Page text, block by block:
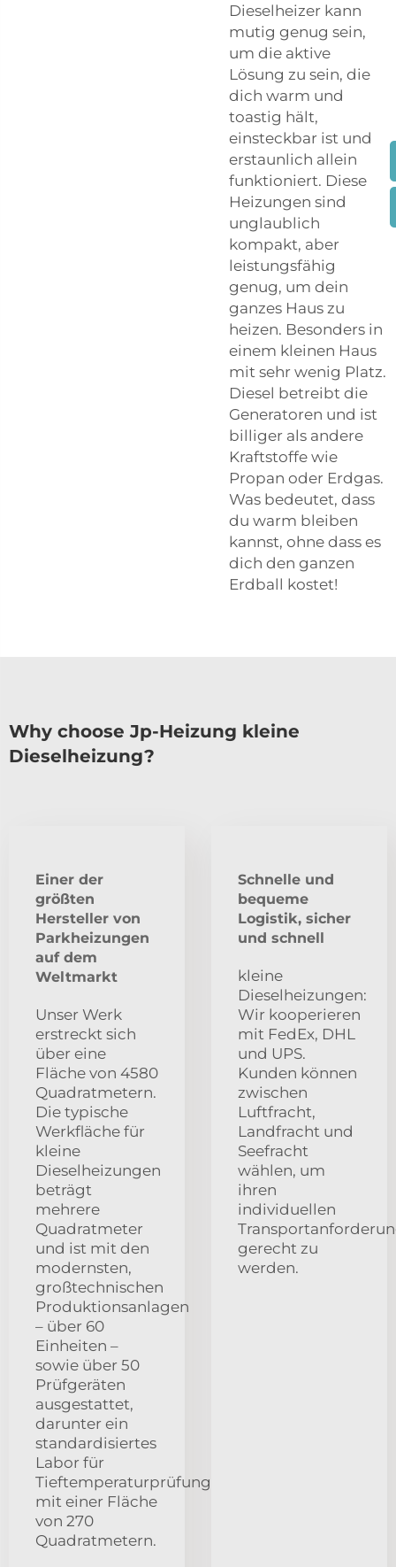
Dieselheizer kann
mutig genug sein,
um die aktive
Lösung zu sein, die
dich warm und
toastig hält,
einsteckbar ist und
erstaunlich allein
funktioniert. Diese
Heizungen sind
unglaublich
kompakt, aber
leistungsfähig
genug, um dein
ganzes Haus zu
heizen. Besonders in
einem kleinen Haus
mit sehr wenig Platz.
Diesel betreibt die
Generatoren und ist
billiger als andere
Kraftstoffe wie
Propan oder Erdgas.
Was bedeutet, dass
du warm bleiben
kannst, ohne dass es
dich den ganzen
Erdball kostet!
Why choose Jp-Heizung kleine
Dieselheizung?
Einer der
größten
Hersteller von
Parkheizungen
auf dem
Weltmarkt
Unser Werk
erstreckt sich
über eine
Fläche von 4580
Quadratmetern.
Die typische
Werkfläche für
kleine
Dieselheizungen
beträgt
mehrere
Quadratmeter
und ist mit den
modernsten,
großtechnischen
Produktionsanlagen
– über 60
Einheiten –
sowie über 50
Prüfgeräten
ausgestattet,
darunter ein
standardisiertes
Labor für
Tieftemperaturprüfungen
mit einer Fläche
von 270
Quadratmetern.
Schnelle und
bequeme
Logistik, sicher
und schnell
kleine
Dieselheizungen:
Wir kooperieren
mit FedEx, DHL
und UPS.
Kunden können
zwischen
Luftfracht,
Landfracht und
Seefracht
wählen, um
ihren
individuellen
gerecht zu
werden.